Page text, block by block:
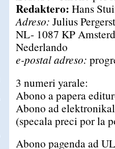
Redaktero: Hans
Adreso: Julius
NL- 1087 KP
Nederlando
e-postal adreso:
3 numeri yarale:
Abono a papera
Abono ad
(specala preci por la
Abono pagenda ad